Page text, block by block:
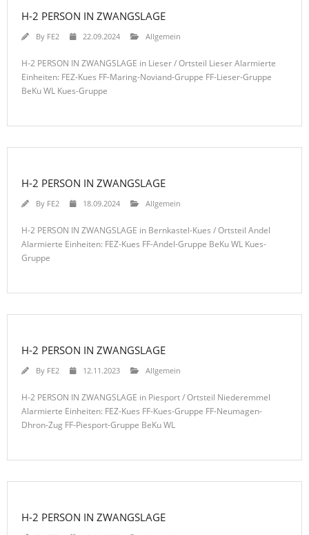
H-2 PERSON IN ZWANGSLAGE
By FE2 22.09.2024 Allgemein
H-2 PERSON IN ZWANGSLAGE in Lieser / Ortsteil Lieser Alarmierte
Einheiten: FEZ-Kues FF-Maring-Noviand-Gruppe FF-Lieser-Gruppe
BeKu WL Kues-Gruppe
H-2 PERSON IN ZWANGSLAGE
By FE2 18.09.2024 Allgemein
H-2 PERSON IN ZWANGSLAGE in Bernkastel-Kues / Ortsteil Andel
Alarmierte Einheiten: FEZ-Kues FF-Andel-Gruppe BeKu WL Kues-
Gruppe
H-2 PERSON IN ZWANGSLAGE
By FE2 12.11.2023 Allgemein
H-2 PERSON IN ZWANGSLAGE in Piesport / Ortsteil Niederemmel
Alarmierte Einheiten: FEZ-Kues FF-Kues-Gruppe FF-Neumagen-
Dhron-Zug FF-Piesport-Gruppe BeKu WL
H-2 PERSON IN ZWANGSLAGE